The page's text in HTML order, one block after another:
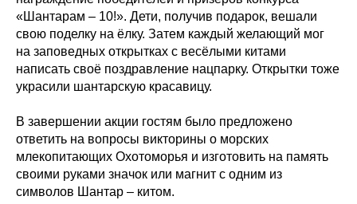
«Шантарам – 10!». Дети, получив подарок, вешали
свою поделку на ёлку. Затем каждый желающий мог
на заповедных открытках с весёлыми китами
написать своё поздравление нацпарку. Открытки тоже
украсили шантарскую красавицу.
В завершении акции гостям было предложено
ответить на вопросы викторины о морских
млекопитающих Охотоморья и изготовить на память
своими руками значок или магнит с одним из
символов Шантар – китом.